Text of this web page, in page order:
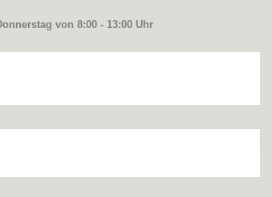
von 8:00 - 13:00 Uhr